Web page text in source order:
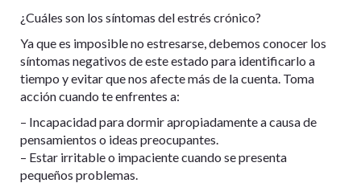
¿Cuáles son los síntomas del estrés crónico?
Ya que es imposible no estresarse, debemos conocer los
síntomas negativos de este estado para identificarlo a
tiempo y evitar que nos afecte más de la cuenta. Toma
acción cuando te enfrentes a:
– Incapacidad para dormir apropiadamente a causa de
pensamientos o ideas preocupantes.
– Estar irritable o impaciente cuando se presenta
pequeños problemas.